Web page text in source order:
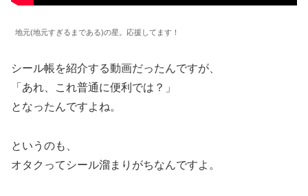
地元(地元すぎるまである)の星。応援してます！
シール帳を紹介する動画だったんですが、
「あれ、これ普通に便利では？」
となったんですよね。
というのも、
オタクってシール溜まりがちなんですよ。